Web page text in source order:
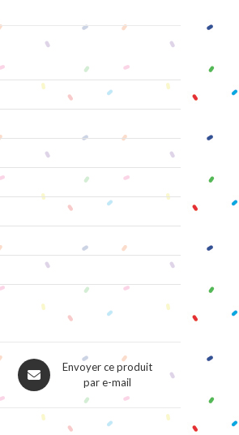
Opens
in
Envoyer ce produit
par e-mail